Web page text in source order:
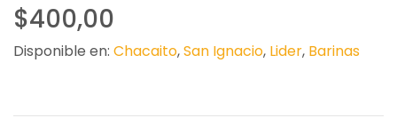
$400,00
Disponible en: Chacaito,San Ignacio, Lider, Barinas